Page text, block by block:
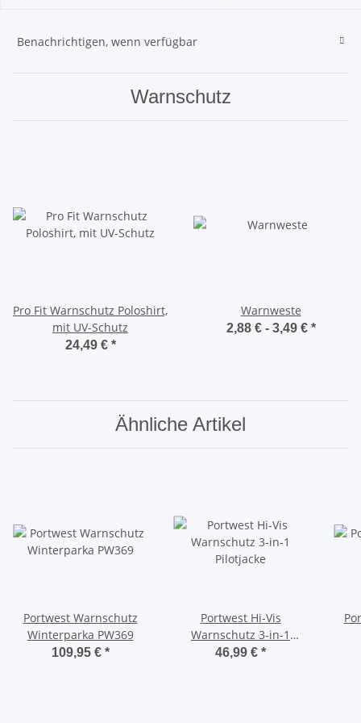
Benachrichtigen, wenn verfügbar
Warnschutz
Pro Fit Warnschutz Poloshirt,
mit UV-Schutz
24,49 € *
Warnweste
2,88 € - 3,49 € *
Ähnliche Artikel
Portwest Warnschutz
Winterparka PW369
109,95 € *
Portwest Hi-Vis
Warnschutz 3-in-1
Pilotjacke
46,99 € *